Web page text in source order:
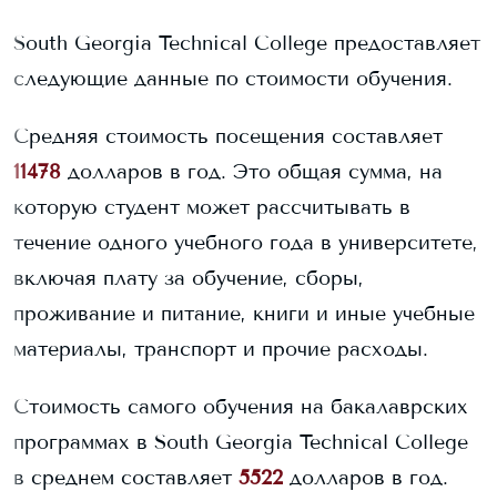
South Georgia Technical College предоставляет
следующие данные по стоимости обучения.
Средняя стоимость посещения составляет
11478 долларов в год. Это общая сумма, на
которую студент может рассчитывать в
течение одного учебного года в университете,
включая плату за обучение, сборы,
проживание и питание, книги и иные учебные
материалы, транспорт и прочие расходы.
Стоимость самого обучения на бакалаврских
программах в South Georgia Technical College
в среднем составляет 5522 долларов в год.